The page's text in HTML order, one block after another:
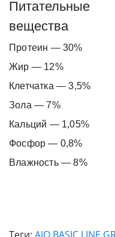
Питательные
вещества
Протеин — 30%
Жир — 12%
Клетчатка — 3,5%
Зола — 7%
Кальций — 1,05%
Фосфор — 0,8%
Влажность — 8%